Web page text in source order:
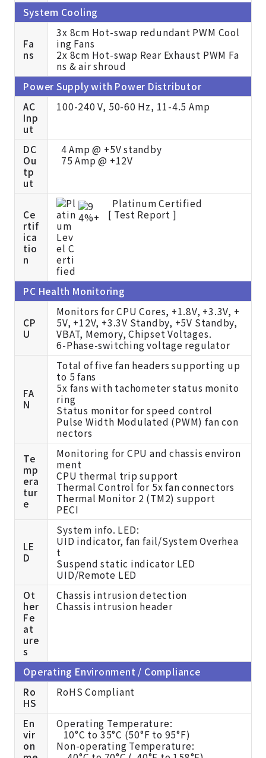
System Cooling
Fa
ns
3x 8cm Hot-swap redundant PWM Cool
ing Fans
2x 8cm Hot-swap Rear Exhaust PWM Fa
ns & air shroud
Power Supply with Power Distributor
AC
Inp
ut
100-240 V, 50-60 Hz, 11-4.5 Amp
DC
Ou
tp
ut
4 Amp @ +5V standby
75 Amp @ +12V
Ce
rtif
ica
tio
n
Platinum Certified
[ Test Report ]
PC Health Monitoring
CP
U
Monitors for CPU Cores, +1.8V, +3.3V, +
5V, +12V, +3.3V Standby, +5V Standby,
VBAT, Memory, Chipset Voltages.
6-Phase-switching voltage regulator
FA
N
Total of five fan headers supporting up
to 5 fans
5x fans with tachometer status monito
ring
Status monitor for speed control
Pulse Width Modulated (PWM) fan con
nectors
Te
mp
era
tur
e
Monitoring for CPU and chassis environ
ment
CPU thermal trip support
Thermal Control for 5x fan connectors
Thermal Monitor 2 (TM2) support
PECI
LE
D
System info. LED:
UID indicator, fan fail/System Overhea
t
Suspend static indicator LED
UID/Remote LED
Ot
her
Fe
at
ure
s
Chassis intrusion detection
Chassis intrusion header
Operating Environment / Compliance
Ro
HS
RoHS Compliant
En
vir
on
Operating Temperature:
10°C to 35°C (50°F to 95°F)
Non-operating Temperature: